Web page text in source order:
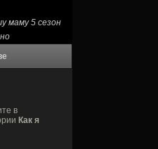
маму 5 сезон
в
Как я